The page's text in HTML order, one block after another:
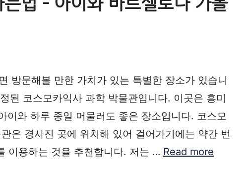
방문해볼 만한 가치가 있는 특별한 장소가 있습니
된 코스모카익사 과학 박물관입니다. 이곳은 흥미
이와 하루 종일 머물러도 좋은 장소입니다. 코스모
은 경사진 곳에 위치해 있어 걸어가기에는 약간 번
이용하는 것을 추천합니다. 저는 … Read more